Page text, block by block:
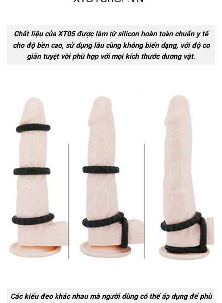
Chất liệu của XT05 được làm từ silicon hoàn toàn chuẩn y tế
cho độ bền cao, sử dụng lâu cũng không biến dạng, với độ co
giãn tuyệt vời phù hợp với mọi kích thước dương vật.
Các kiểu đeo khác nhau mà người dùng có thể áp dụng để phù